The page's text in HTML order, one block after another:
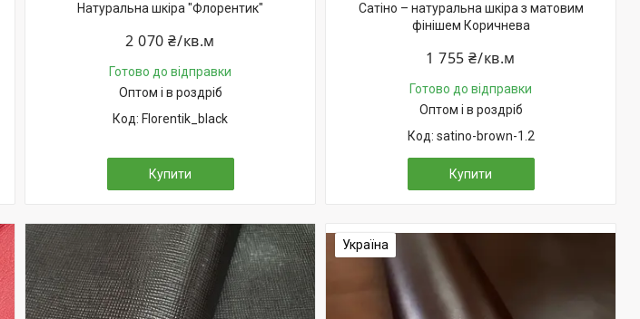
Натуральна шкіра "Флорентик"
2 070 ₴/кв.м
Готово до відправки
Оптом і в роздріб
Florentik_black
Купити
Сатіно – натуральна шкіра з матовим
фінішем Коричнева
1 755 ₴/кв.м
Готово до відправки
Оптом і в роздріб
satino-brown-1.2
Купити
Україна